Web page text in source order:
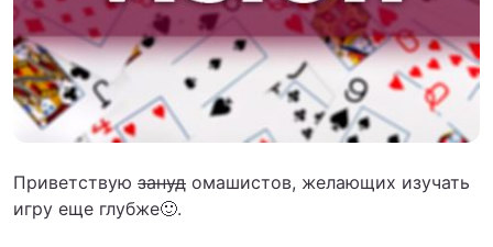
Приветствую зануд омашистов, желающих изучать
игру еще глубже🙂.